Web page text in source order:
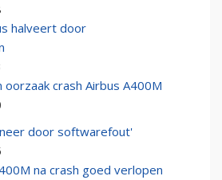
halveert door
crash Airbus A400M
door softwarefout'
na crash goed verlopen